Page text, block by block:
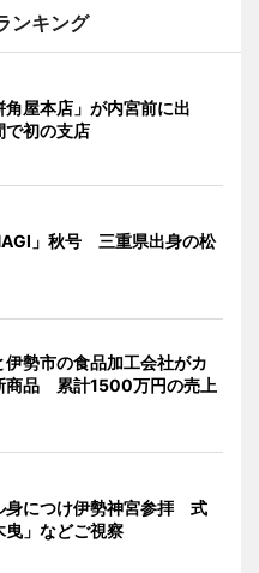
ンキング
屋本店」が内宮前に出
初の支店
」秋号 三重県出身の松
伊勢市の食品加工会社がカ
商品 累計1500万円の売上
身につけ伊勢神宮参拝 式
曳」などご視察